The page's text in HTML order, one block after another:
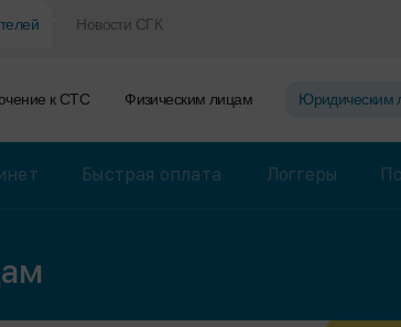
Новости СГК
к CТС Физическим лицам Юридическим
Быстрая оплата Логгеры